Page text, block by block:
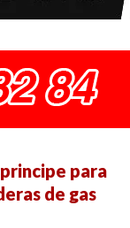
para
de gas